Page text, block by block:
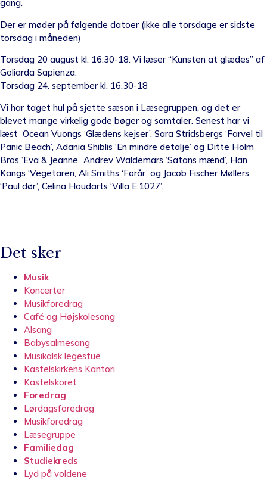
gang.
Der er møder på følgende datoer (ikke alle torsdage er sidste
torsdag i måneden)
Torsdag 20 august kl. 16.30-18. Vi læser “Kunsten at glædes” af
Goliarda Sapienza.
Torsdag 24. september kl. 16.30-18
Vi har taget hul på sjette sæson i Læsegruppen, og det er
blevet mange virkelig gode bøger og samtaler. Senest har vi
læst Ocean Vuongs ‘Glædens kejser’, Sara Stridsbergs ‘Farvel til
Panic Beach’, Adania Shiblis ‘En mindre detalje’ og Ditte Holm
Bros ‘Eva & Jeanne’, Andrev Waldemars ‘Satans mænd’, Han
Kangs ‘Vegetaren, Ali Smiths ‘Forår’ og Jacob Fischer Møllers
‘Paul dør’, Celina Houdarts ‘Villa E.1027’.
Det sker
Musik
Koncerter
Musikforedrag
Café og Højskolesang
Alsang
Babysalmesang
Musikalsk legestue
Kastelskirkens Kantori
Kastelskoret
Foredrag
Lørdagsforedrag
Musikforedrag
Læsegruppe
Familiedag
Studiekreds
Lyd på voldene